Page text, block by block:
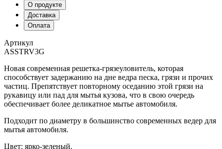
О продукте
Доставка
Оплата
Артикул
ASSTRV3G
Новая современная решетка-грязеуловитель, которая
способствует задержанию на дне ведра песка, грязи и прочих
частиц. Препятствует повторному оседанию этой грязи на
рукавицу или пад для мытья кузова, что в свою очередь
обеспечивает более деликатное мытье автомобиля.
Подходит по диаметру в большинство современных ведер для
мытья автомобиля.
Цвет: ярко-зеленый.